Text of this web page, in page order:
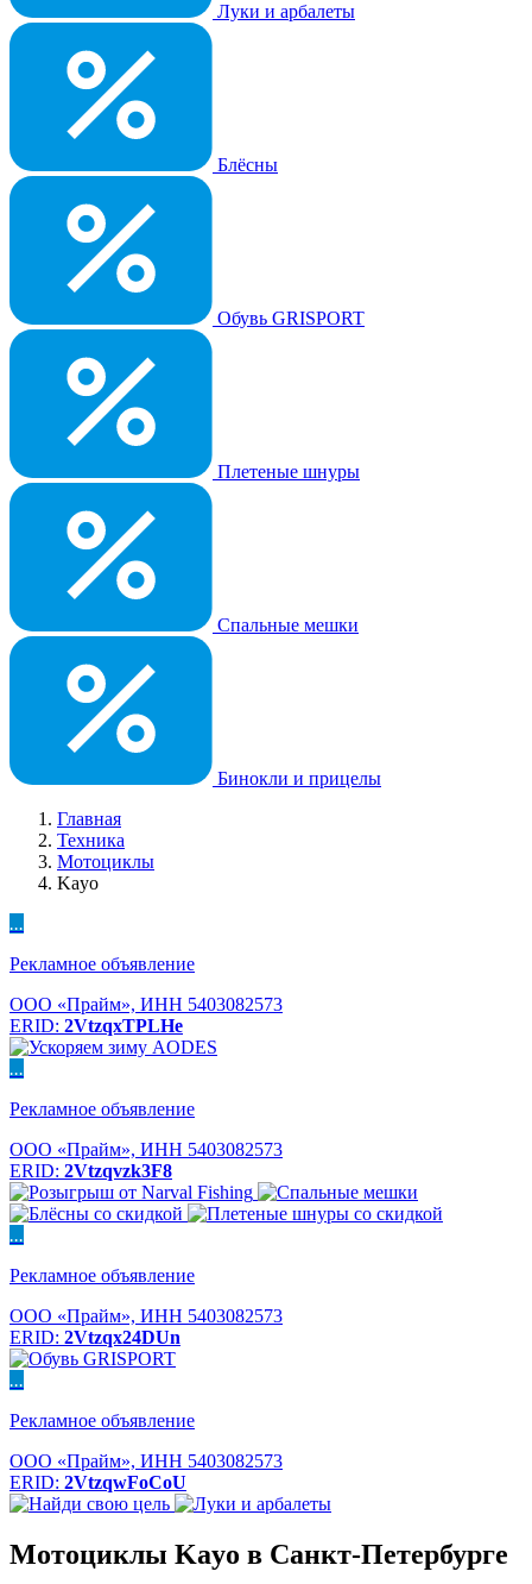
Луки и арбалеты
Блёсны
Обувь GRISPORT
Плетеные шнуры
Спальные мешки
Бинокли и прицелы
Главная
Техника
Мотоциклы
Kayo
...
Рекламное объявление
ООО «Прайм», ИНН 5403082573
ERID: 2VtzqxTPLHe
...
Рекламное объявление
ООО «Прайм», ИНН 5403082573
ERID: 2Vtzqvzk3F8
...
Рекламное объявление
ООО «Прайм», ИНН 5403082573
ERID: 2Vtzqx24DUn
...
Рекламное объявление
ООО «Прайм», ИНН 5403082573
ERID: 2VtzqwFoCoU
Мотоциклы Kayo в Санкт-Петербурге